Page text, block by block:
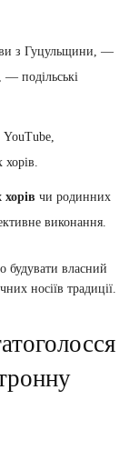
з Гуцульщини, —
— подільські
YouTube,
хорів.
чи родинних
виконання.
будувати власний
носіїв традиції.